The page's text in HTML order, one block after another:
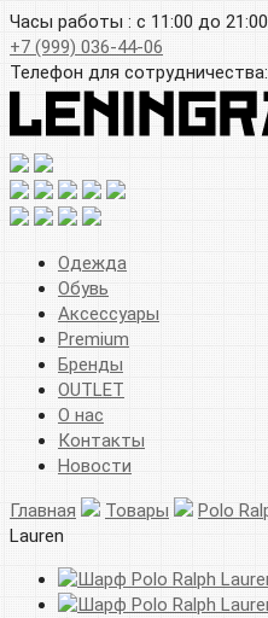
Часы работы : с 11:00 до 21:00
+7 (999) 036-44-06
Телефон для сотрудничества:
Одежда
Обувь
Аксессуары
Premium
Бренды
OUTLET
О нас
Контакты
Новости
Главная Товары Polo
Lauren